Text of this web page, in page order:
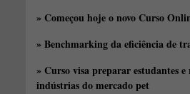
» Começou hoje o novo Curso
» Benchmarking da eficiência de
» Curso visa preparar estudantes
indústrias do mercado pet